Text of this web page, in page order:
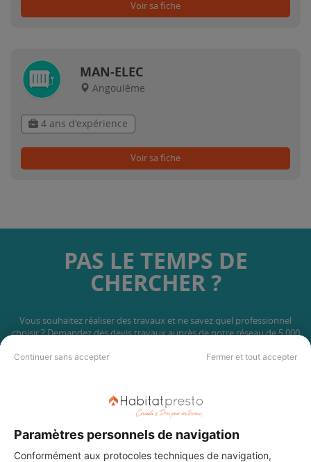
Continuer sans accepter Fermer et tout accepter
Paramètres personnels de navigation
Conformément aux protocoles techniques de navigation,
Voir sa fiche
MAN-ELEC
Angoulême
4 ans d'expérience
Voir sa fiche
PAS LE TEMPS DE
CHERCHER ?
Vous souhaitez réaliser des travaux et ne savez quel professionnel
choisir ? Demandez des devis travauxauprès de notre réseau de 5 000
DEMANDER UN DEVIS